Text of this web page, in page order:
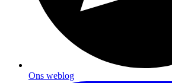
Ons weblog